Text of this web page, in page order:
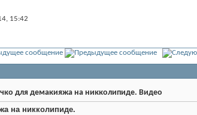
15:42
сообщение
для демакияжа на никколипиде. Видео
на никколипиде.